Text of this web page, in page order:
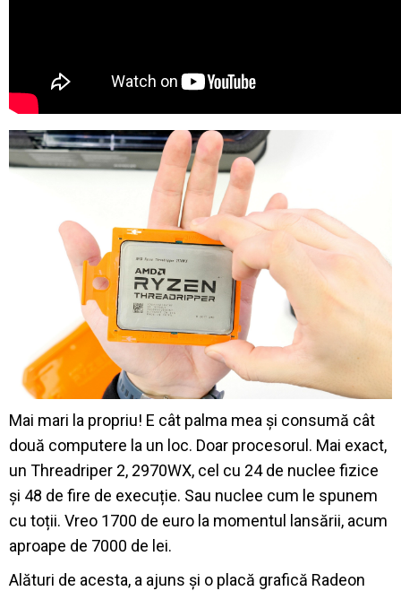
Mai mari la propriu! E cât palma mea și consumă cât
două computere la un loc. Doar procesorul. Mai exact,
un Threadriper 2, 2970WX, cel cu 24 de nuclee fizice
și 48 de fire de execuție. Sau nuclee cum le spunem
cu toții. Vreo 1700 de euro la momentul lansării, acum
aproape de 7000 de lei.
Alături de acesta, a ajuns și o placă grafică Radeon